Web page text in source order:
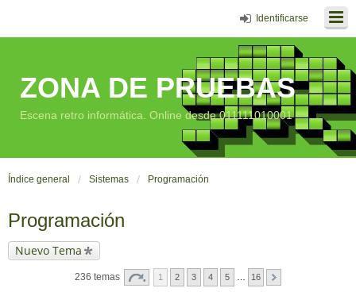
Identificarse
ZONA DE PRUEBAS
Escena retro informática. Online desde 011111010001
Índice general Sistemas Programación
Programación
Nuevo Tema
236 temas 1 2 3 4 5 16